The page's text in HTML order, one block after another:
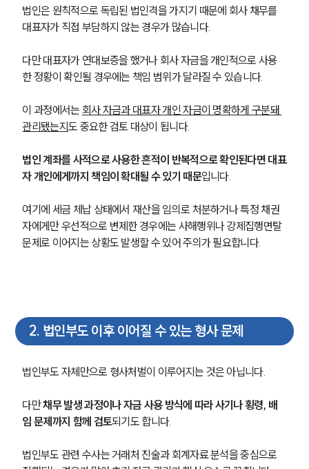
법인은 원칙적으로 독립된 법인격을 가지기 때문에 회사 채무를
대표자가 직접 부담하지 않는 경우가 많습니다.
다만 대표자가 연대보증을 했거나 회사 자금을 개인적으로 사용
한 정황이 확인될 경우에는 책임 범위가 달라질 수 있습니다.
이 과정에서는 회사 자금과 대표자 개인 자금이 명확하게 구분돼
관리됐는지도 중요한 검토 대상이 됩니다.
법인 계좌를 사적으로 사용한 흔적이 반복적으로 확인된다면 대표
자 개인에게까지 책임이 확대될 수 있기 때문입니다.
여기에 세금 체납 상태에서 재산을 임의로 처분하거나 특정 채권
자에게만 우선적으로 변제한 경우에는 사해행위나 강제집행면탈
문제로 이어지는 상황도 발생할 수 있어 주의가 필요합니다.
2. 법인부도 이후 이어질 수 있는 형사 문제
법인부도 자체만으로 형사처벌이 이루어지는 것은 아닙니다.
다만 채무 발생 과정이나 자금 사용 방식에 따라 사기나 횡령, 배
임 문제까지 함께 검토되기도 합니다.
법인부도 관련 수사는 거래처 진술과 회계자료 분석을 중심으로